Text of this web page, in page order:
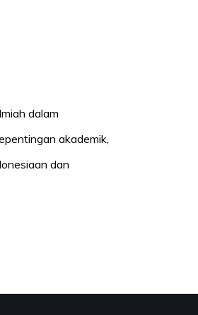
dalam
akademik,
dan